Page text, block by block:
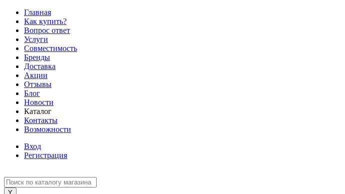
Главная
Как купить?
Вопрос ответ
Услуги
Совместимость
Бренды
Доставка
Акции
Отзывы
Блог
Новости
Каталог
Контакты
Возможности
Вход
Регистрация